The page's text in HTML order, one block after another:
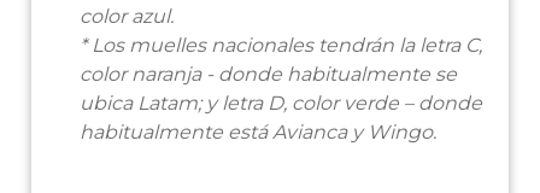
color azul.
* Los muelles nacionales tendrán la letra C,
color naranja - donde habitualmente se
ubica Latam; y letra D, color verde – donde
habitualmente está Avianca y Wingo.